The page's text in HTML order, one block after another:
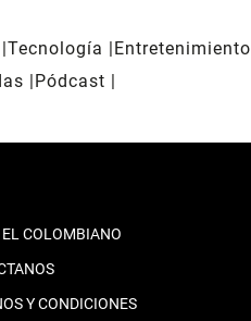
Tecnología Entretenimiento
Pódcast
EL COLOMBIANO
Y CONDICIONES